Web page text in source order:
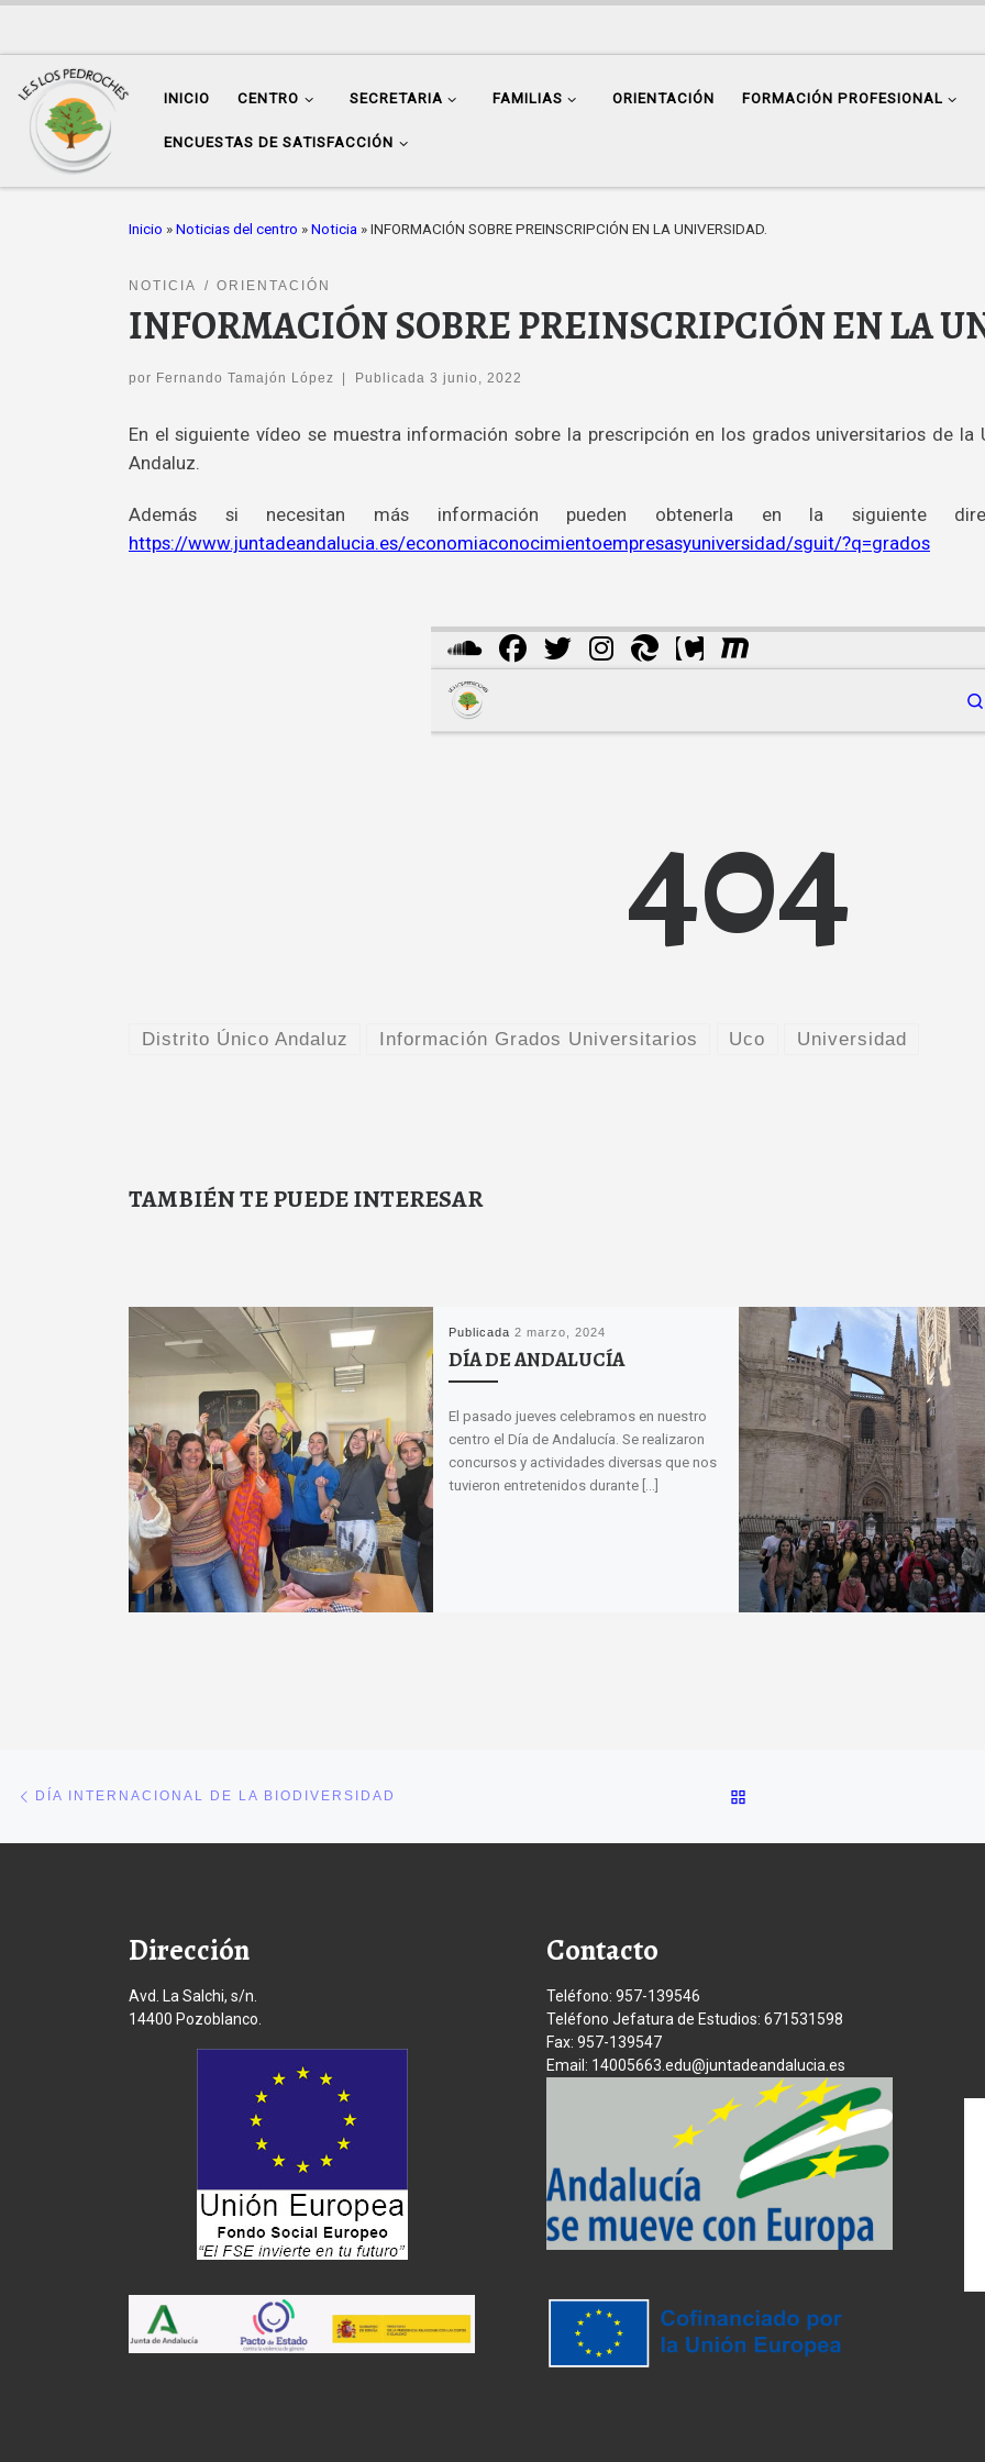
INICIO CENTRO SECRETARIA FAMILIAS ORIENTACIÓN FORMACIÓN PROFESIONAL
ENCUESTAS DE SATISFACCIÓN
Inicio » Noticias del centro » Noticia » INFORMACIÓN SOBRE PREINSCRIPCIÓN EN LA UNIVERSIDAD.
NOTICIA ORIENTACIÓN
INFORMACIÓN SOBRE PREINSCRIPCIÓN EN LA
por Fernando Tamajón López | Publicada 3 junio, 2022
En el siguiente vídeo se muestra información sobre la prescripción en los grados universitarios de
Andaluz.
Además si necesitan más información pueden obtenerla en la siguiente
https://www.juntadeandalucia.es/economiaconocimientoempresasyuniversidad/sguit/?q=grados
Distrito Único Andaluz Información Grados Universitarios Uco Universidad
TAMBIÉN TE PUEDE INTERESAR
Publicada 2 marzo, 2024
DÍA DE ANDALUCÍA
El pasado jueves celebramos en nuestro
centro el Día de Andalucía. Se realizaron
concursos y actividades diversas que nos
tuvieron entretenidos durante […]
Navegación de entradas
DÍA INTERNACIONAL DE LA BIODIVERSIDAD
Dirección
Avd. La Salchi, s/n.
14400 Pozoblanco.
Contacto
Teléfono: 957-139546
Teléfono Jefatura de Estudios: 671531598
Fax: 957-139547
Email: 14005663.edu@juntadeandalucia.es